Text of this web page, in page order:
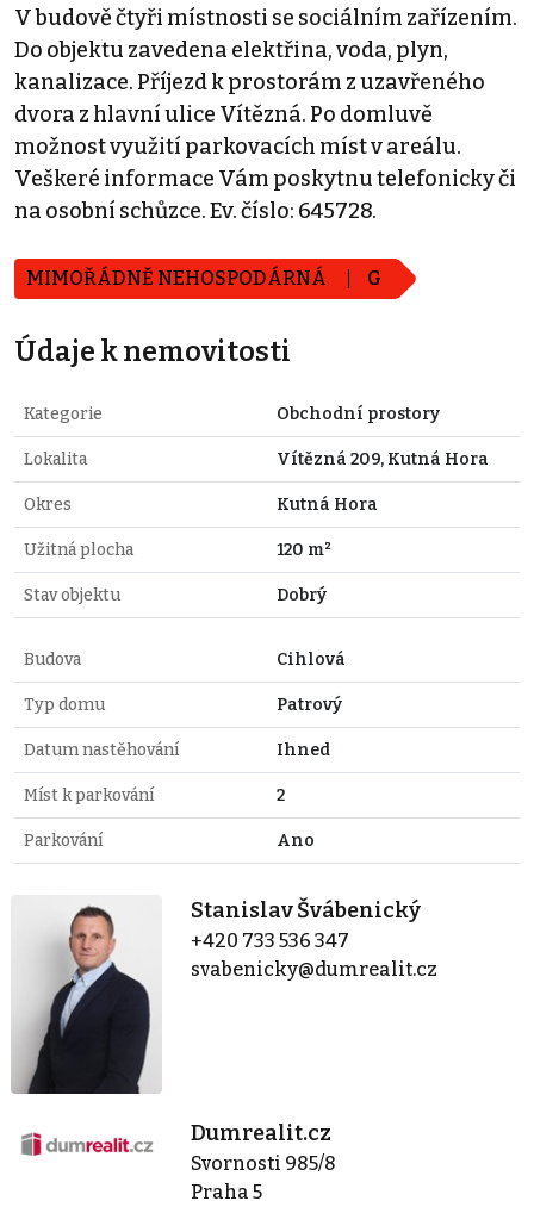
V budově čtyři místnosti se sociálním zařízením.
Do objektu zavedena elektřina, voda, plyn,
kanalizace. Příjezd k prostorám z uzavřeného
dvora z hlavní ulice Vítězná. Po domluvě
možnost využití parkovacích míst v areálu.
Veškeré informace Vám poskytnu telefonicky či
na osobní schůzce. Ev. číslo: 645728.
MIMOŘÁDNĚ NEHOSPODÁRNÁ G
Údaje k nemovitosti
Kategorie Obchodní prostory
Lokalita Vítězná 209, Kutná Hora
Okres Kutná Hora
Užitná plocha 120 m²
Stav objektu Dobrý
Budova Cihlová
Typ domu Patrový
Datum nastěhování Ihned
Míst k parkování 2
Parkování Ano
Stanislav Švábenický
+420 733 536 347
svabenicky@dumrealit.cz
Dumrealit.cz
Svornosti 985/8
Praha 5